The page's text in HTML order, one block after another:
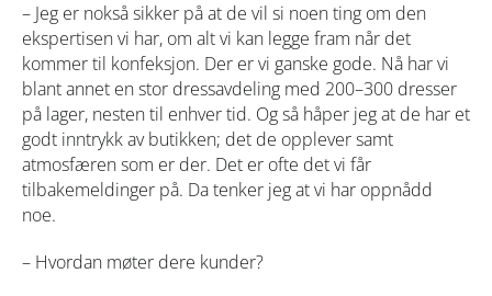
– Jeg er nokså sikker på at de vil si noen ting om den
ekspertisen vi har, om alt vi kan legge fram når det
kommer til konfeksjon. Der er vi ganske gode. Nå har vi
blant annet en stor dressavdeling med 200–300 dresser
på lager, nesten til enhver tid. Og så håper jeg at de har et
godt inntrykk av butikken; det de opplever samt
atmosfæren som er der. Det er ofte det vi får
tilbakemeldinger på. Da tenker jeg at vi har oppnådd
noe.
– Hvordan møter dere kunder?